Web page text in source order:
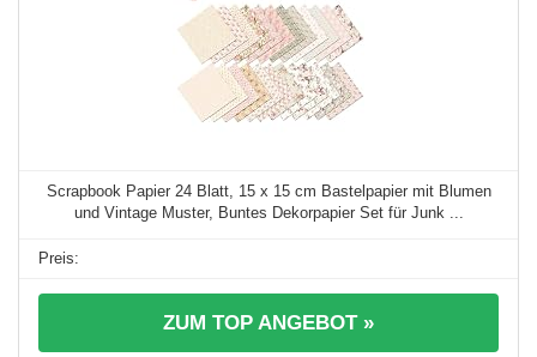
Scrapbook Papier 24 Blatt, 15 x 15 cm Bastelpapier mit Blumen
und Vintage Muster, Buntes Dekorpapier Set für Junk ...
ZUM TOP ANGEBOT »